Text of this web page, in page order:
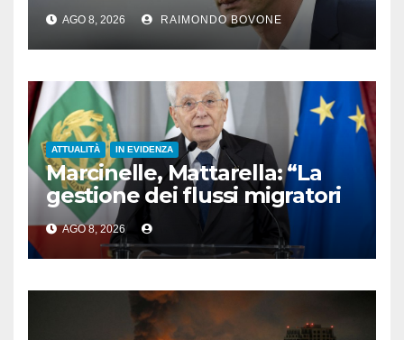
famosi, accadde oggi
AGO 8, 2026 RAIMONDO BOVONE
ATTUALITÀ IN EVIDENZA
Marcinelle, Mattarella: “La
gestione dei flussi migratori
rispetti la dignità delle
persone”
AGO 8, 2026